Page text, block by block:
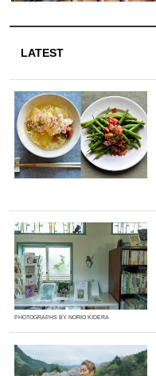
LATEST
PHOTOGRAPHS BY NORIO KIDERA